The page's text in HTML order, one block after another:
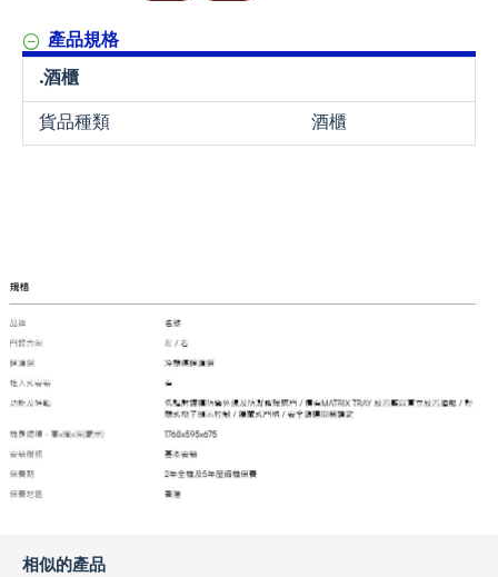
產品規格
.酒櫃
貨品種類
酒櫃
相似的產品